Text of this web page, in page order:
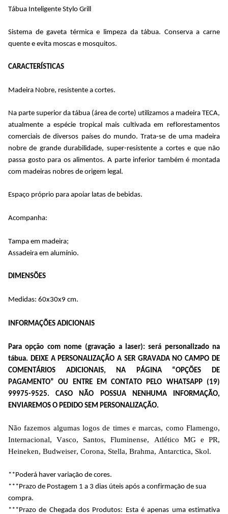
Tábua Inteligente Stylo Grill
Sistema de gaveta térmica e limpeza da tábua. Conserva a carne
quente e evita moscas e mosquitos.
CARACTERÍSTICAS
Madeira Nobre, resistente a cortes.
Na parte superior da tábua (área de corte) utilizamos a madeira TECA,
atualmente a espécie tropical mais cultivada em reflorestamentos
comerciais de diversos países do mundo. Trata-se de uma madeira
nobre de grande durabilidade, super-resistente a cortes e que não
passa gosto para os alimentos. A parte inferior também é montada
com madeiras nobres de origem legal.
Espaço próprio para apoiar latas de bebidas.
Acompanha:
Tampa em madeira;
Assadeira em alumínio.
DIMENSÕES
Medidas: 60x30x9 cm.
INFORMAÇÕES ADICIONAIS
Para opção com nome (gravação a laser): será personalizado na
tábua. DEIXE A PERSONALIZAÇÃO A SER GRAVADA NO CAMPO DE
COMENTÁRIOS ADICIONAIS, NA PÁGINA “OPÇÕES DE
PAGAMENTO” OU ENTRE EM CONTATO PELO WHATSAPP (19)
99975-9525. CASO NÃO POSSUA NENHUMA INFORMAÇÃO,
ENVIAREMOS O PEDIDO SEM PERSONALIZAÇÃO.
Não fazemos algumas logos de times e marcas, como Flamengo,
Internacional, Vasco, Santos, Fluminense, Atlético MG e PR,
Heineken, Budweiser, Corona, Stella, Brahma, Antarctica, Skol.
**Poderá haver variação de cores.
***Prazo de Postagem 1 a 3 dias úteis após a confirmação de sua
compra.
***Prazo de Chegada dos Produtos: Esta é apenas uma estimativa